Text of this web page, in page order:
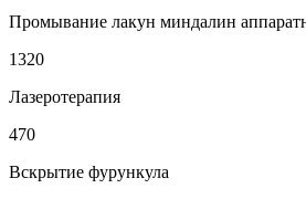
Промывание лакун миндалин
1320
Лазеротерапия
470
Вскрытие фурункула